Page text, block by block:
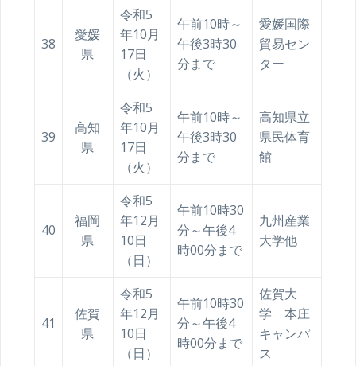
38
愛媛
県
令和5
年10月
17日
（火）
午前10時～
午後3時30
分まで
愛媛国際
貿易セン
ター
39
高知
県
令和5
年10月
17日
（火）
午前10時～
午後3時30
分まで
高知県立
県民体育
館
40
福岡
県
令和5
年12月
10日
（日）
午前10時30
分～午後4
時00分まで
九州産業
大学他
41
佐賀
県
令和5
年12月
10日
（日）
午前10時30
分～午後4
時00分まで
佐賀大
学 本庄
キャンパ
ス